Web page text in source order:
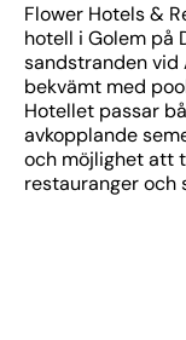
Flower Hotels &
hotell i Golem på
sandstranden vid
bekvämt med
Hotellet passar
avkopplande
och möjlighet att
restauranger och